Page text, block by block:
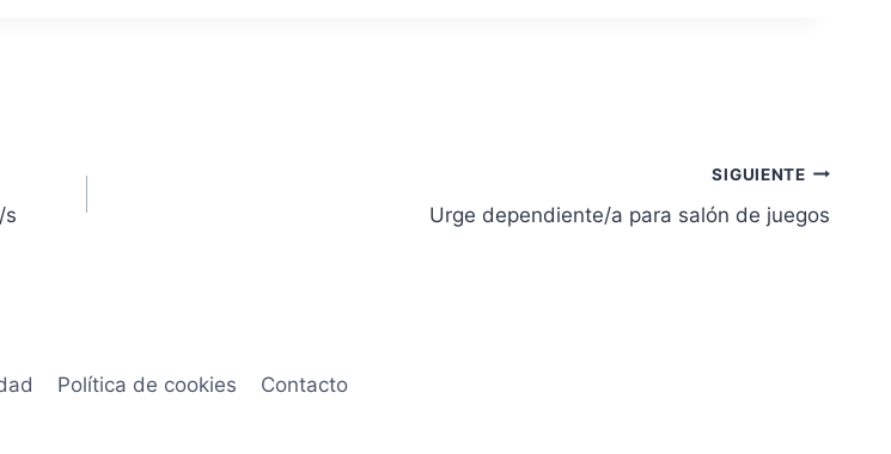
s
SIGUIENTE
Urge dependiente/a para salón de juegos
Política de cookies Contacto